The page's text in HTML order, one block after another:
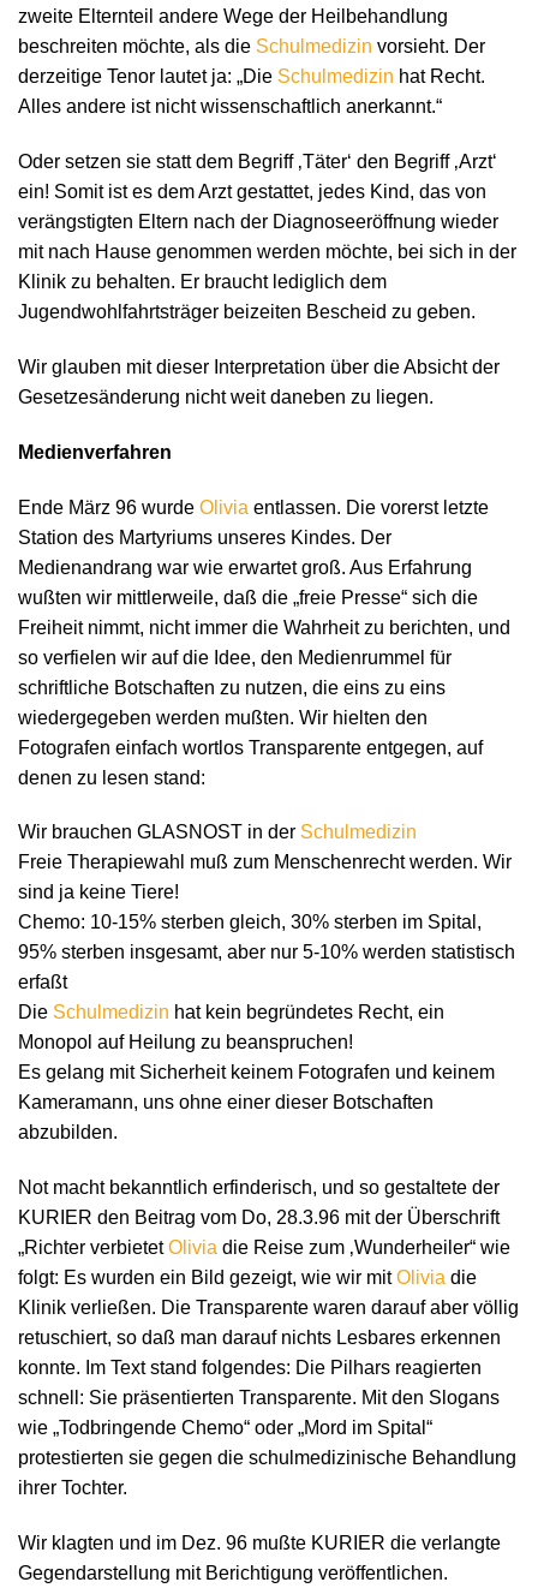
zweite Elternteil andere Wege der Heilbehandlung
beschreiten möchte, als die Schulmedizin vorsieht. Der
derzeitige Tenor lautet ja: „Die Schulmedizin hat Recht.
Alles andere ist nicht wissenschaftlich anerkannt.“
Oder setzen sie statt dem Begriff ‚Täter‘ den Begriff ‚Arzt‘
ein! Somit ist es dem Arzt gestattet, jedes Kind, das von
verängstigten Eltern nach der Diagnoseeröffnung wieder
mit nach Hause genommen werden möchte, bei sich in der
Klinik zu behalten. Er braucht lediglich dem
Jugendwohlfahrtsträger beizeiten Bescheid zu geben.
Wir glauben mit dieser Interpretation über die Absicht der
Gesetzesänderung nicht weit daneben zu liegen.
Medienverfahren
Ende März 96 wurde Olivia entlassen. Die vorerst letzte
Station des Martyriums unseres Kindes. Der
Medienandrang war wie erwartet groß. Aus Erfahrung
wußten wir mittlerweile, daß die „freie Presse“ sich die
Freiheit nimmt, nicht immer die Wahrheit zu berichten, und
so verfielen wir auf die Idee, den Medienrummel für
schriftliche Botschaften zu nutzen, die eins zu eins
wiedergegeben werden mußten. Wir hielten den
Fotografen einfach wortlos Transparente entgegen, auf
denen zu lesen stand:
Wir brauchen GLASNOST in der Schulmedizin
Freie Therapiewahl muß zum Menschenrecht werden. Wir
sind ja keine Tiere!
Chemo: 10-15% sterben gleich, 30% sterben im Spital,
95% sterben insgesamt, aber nur 5-10% werden statistisch
erfaßt
Die Schulmedizin hat kein begründetes Recht, ein
Monopol auf Heilung zu beanspruchen!
Es gelang mit Sicherheit keinem Fotografen und keinem
Kameramann, uns ohne einer dieser Botschaften
abzubilden.
Not macht bekanntlich erfinderisch, und so gestaltete der
KURIER den Beitrag vom Do, 28.3.96 mit der Überschrift
„Richter verbietetOlivia die Reise zum ‚Wunderheiler“ wie
folgt: Es wurden ein Bild gezeigt, wie wir mitOlivia die
Klinik verließen. Die Transparente waren darauf aber völlig
retuschiert, so daß man darauf nichts Lesbares erkennen
konnte. Im Text stand folgendes: Die Pilhars reagierten
schnell: Sie präsentierten Transparente. Mit den Slogans
wie „Todbringende Chemo“ oder „Mord im Spital“
protestierten sie gegen die schulmedizinische Behandlung
ihrer Tochter.
Wir klagten und im Dez. 96 mußte KURIER die verlangte
Gegendarstellung mit Berichtigung veröffentlichen.